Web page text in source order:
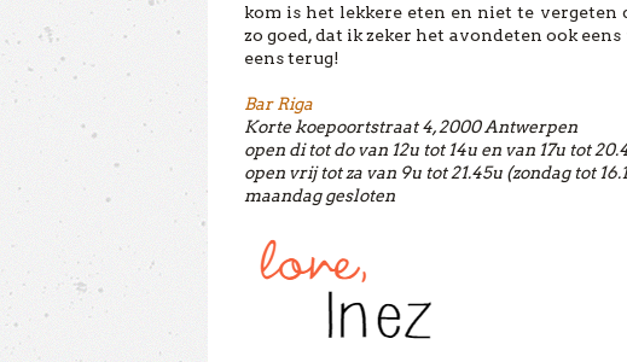
kom is het lekkere eten en niet te
zo goed, dat ik zeker het avondeten ook
eens terug!
Bar Riga
Korte koepoortstraat 4, 2000 Antwerpen
open di tot do van 12u tot 14u en van 17u tot
open vrij tot za van 9u tot 21.45u (zondag tot
maandag gesloten